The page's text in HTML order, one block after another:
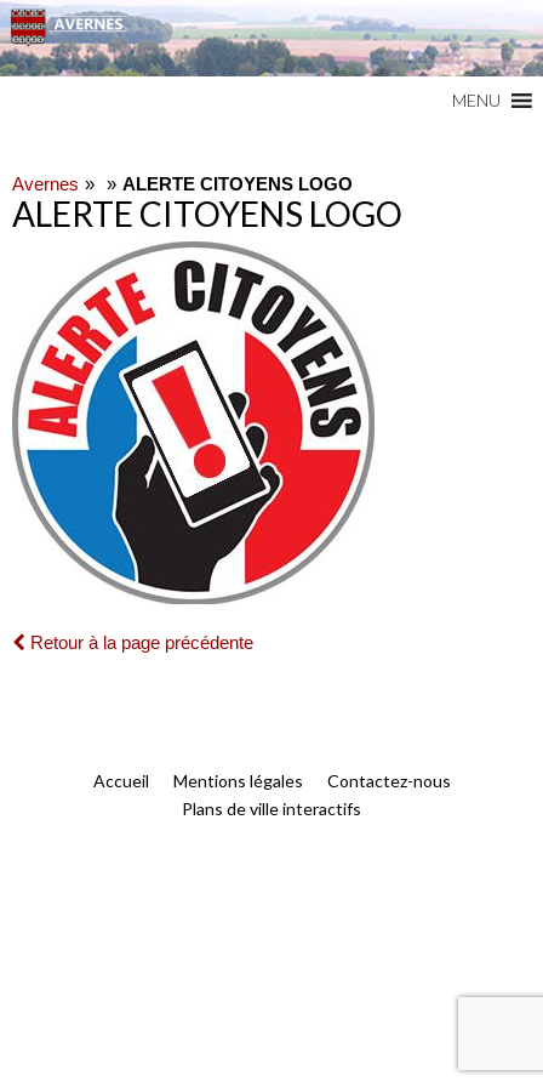
MENU
Avernes ALERTE CITOYENS LOGO
ALERTE CITOYENS LOGO
Retour à la page précédente
Accueil Mentions légales
Contactez-nous
Plans de ville interactifs